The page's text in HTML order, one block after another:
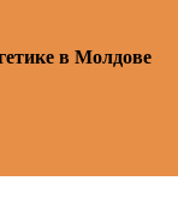
в Молдове